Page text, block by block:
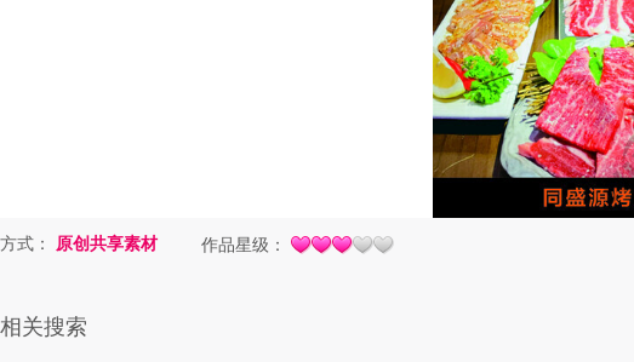
方式： 原创共享素材 作品星级：
相关搜索